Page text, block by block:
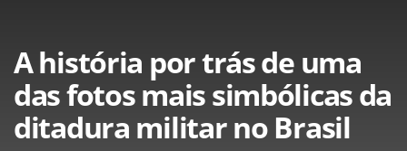
A história por trás de uma
das fotos mais simbólicas da
ditadura militar no Brasil